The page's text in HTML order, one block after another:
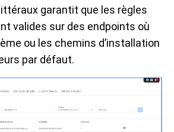
garantit que les règles
valides sur des endpoints où
ou les chemins d’installation
par défaut.